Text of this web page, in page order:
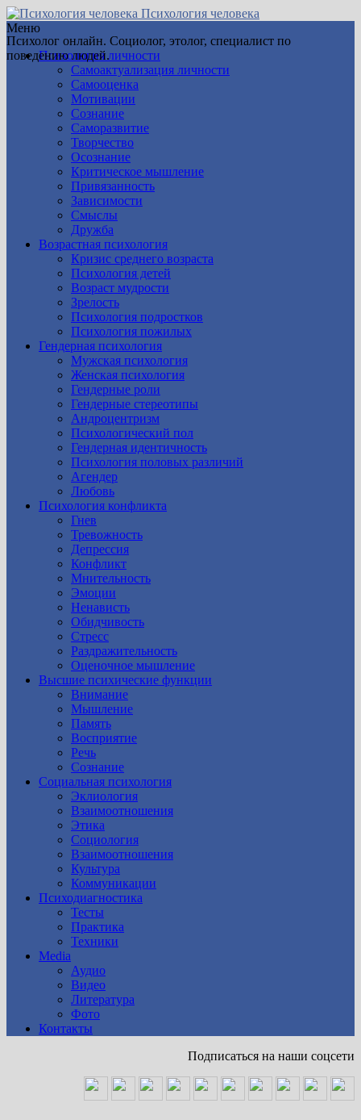
Психология человека
Психолог онлайн. Социолог, этолог, специалист по
поведению людей.
Меню
Психология личности
Самоактуализация личности
Самооценка
Мотивации
Сознание
Саморазвитие
Творчество
Осознание
Критическое мышление
Привязанность
Зависимости
Смыслы
Дружба
Возрастная психология
Кризис среднего возраста
Психология детей
Возраст мудрости
Зрелость
Психология подростков
Психология пожилых
Гендерная психология
Мужская психология
Женская психология
Гендерные роли
Гендерные стереотипы
Андроцентризм
Психологический пол
Гендерная идентичность
Психология половых различий
Агендер
Любовь
Психология конфликта
Гнев
Тревожность
Депрессия
Конфликт
Мнительность
Эмоции
Ненависть
Обидчивость
Стресс
Раздражительность
Оценочное мышление
Высшие психические функции
Внимание
Мышление
Память
Восприятие
Речь
Сознание
Социальная психология
Эклиология
Взаимоотношения
Этика
Социология
Взаимоотношения
Культура
Коммуникации
Психодиагностика
Тесты
Практика
Техники
Media
Аудио
Видео
Литература
Фото
Контакты
Подписаться на наши соцсети